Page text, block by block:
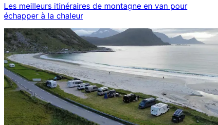
Les meilleurs itinéraires de montagne en van pour
échapper à la chaleur